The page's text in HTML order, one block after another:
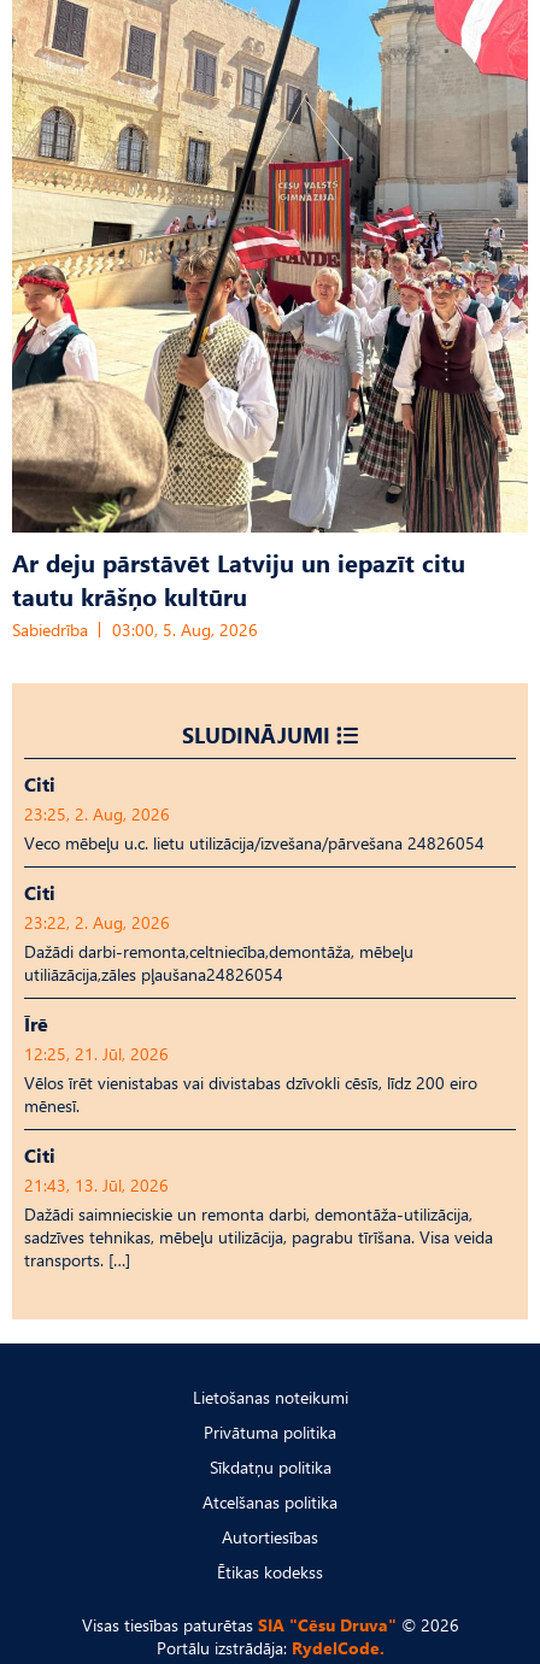
Ar deju pārstāvēt Latviju un iepazīt citu
tautu krāšņo kultūru
Sabiedrība 03:00, 5. Aug, 2026
SLUDINĀJUMI
Citi
23:25, 2. Aug, 2026
Veco mēbeļu u.c. lietu utilizācija/izvešana/pārvešana 24826054
Citi
23:22, 2. Aug, 2026
Dažādi darbi-remonta,celtniecība,demontāža, mēbeļu
utiliāzācija,zāles pļaušana24826054
Īrē
12:25, 21. Jūl, 2026
Vēlos īrēt vienistabas vai divistabas dzīvokli cēsīs, līdz 200 eiro
mēnesī.
Citi
21:43, 13. Jūl, 2026
Dažādi saimnieciskie un remonta darbi, demontāža-utilizācija,
sadzīves tehnikas, mēbeļu utilizācija, pagrabu tīrīšana. Visa veida
transports. […]
Lietošanas noteikumi
Privātuma politika
Sīkdatņu politika
Atcelšanas politika
Autortiesības
Ētikas kodekss
Visas tiesības paturētas SIA "Cēsu Druva" © 2026
Portālu izstrādāja: RydelCode.